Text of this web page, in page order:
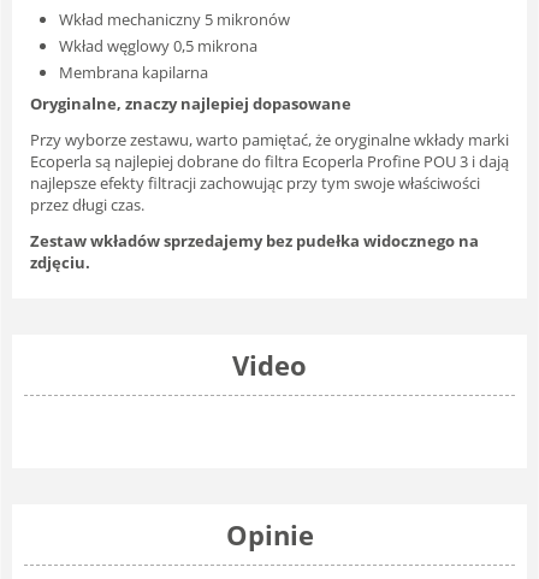
Wkład mechaniczny 5 mikronów
Wkład węglowy 0,5 mikrona
Membrana kapilarna
Oryginalne, znaczy najlepiej dopasowane
Przy wyborze zestawu, warto pamiętać, że oryginalne wkłady marki
Ecoperla są najlepiej dobrane do filtra Ecoperla Profine POU 3 i dają
najlepsze efekty filtracji zachowując przy tym swoje właściwości
przez długi czas.
Zestaw wkładów sprzedajemy bez pudełka widocznego na
zdjęciu.
Video
Opinie